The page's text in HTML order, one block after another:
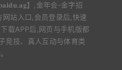
】,金年会-金字招
网站入口,会员登录后,快速
载APP后,网页与手机版都
竞技、真人互动与体育类